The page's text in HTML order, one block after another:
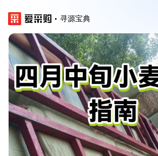
寻源宝典